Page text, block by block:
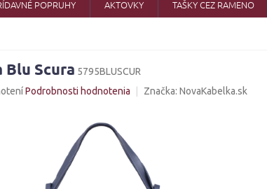
POPRUHY AKTOVKY TAŠKY CEZ RAMENO
Blu Scura 5795BLUSCUR
Podrobnosti hodnotenia Značka: NovaKabelka.sk